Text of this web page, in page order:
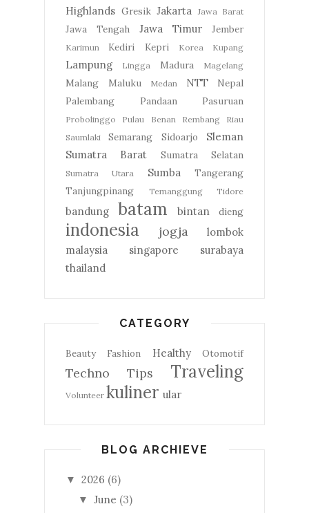
Highlands Gresik Jakarta Jawa Barat
Jawa Tengah Jawa Timur Jember
Karimun Kediri Kepri Korea Kupang
Lampung Lingga Madura Magelang
Malang Maluku Medan NTT
Nepal
Palembang
Pandaan Pasuruan
Probolinggo Pulau Benan Rembang
Riau
Saumlaki
Semarang Sidoarjo
Sleman
Sumatra Barat
Sumatra Selatan
Sumatra Utara Sumba
Tangerang
Tanjungpinang
Temanggung Tidore
bandung batam bintan dieng
indonesia jogja
lombok
malaysia
singapore
surabaya
thailand
CATEGORY
Beauty Fashion Healthy Otomotif
Techno Tips Traveling
Volunteer kuliner ular
BLOG ARCHIEVE
▼ 2026 (6)
▼ June (3)